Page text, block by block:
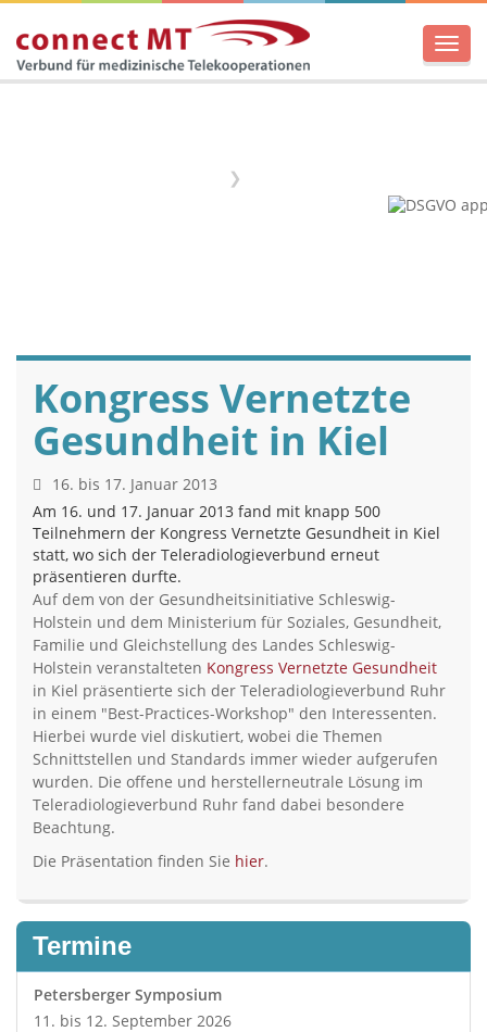
Menü
Kongress Vernetzte
Gesundheit in Kiel
16. bis 17. Januar 2013
Am 16. und 17. Januar 2013 fand mit knapp 500
Teilnehmern der Kongress Vernetzte Gesundheit in Kiel
statt, wo sich der Teleradiologieverbund erneut
präsentieren durfte.
Auf dem von der Gesundheitsinitiative Schleswig-
Holstein und dem Ministerium für Soziales, Gesundheit,
Familie und Gleichstellung des Landes Schleswig-
Holstein veranstalteten Kongress Vernetzte Gesundheit
in Kiel präsentierte sich der Teleradiologieverbund Ruhr
in einem "Best-Practices-Workshop" den Interessenten.
Hierbei wurde viel diskutiert, wobei die Themen
Schnittstellen und Standards immer wieder aufgerufen
wurden. Die offene und herstellerneutrale Lösung im
Teleradiologieverbund Ruhr fand dabei besondere
Beachtung.
Die Präsentation finden Sie hier.
Termine
Petersberger Symposium
11. bis 12. September 2026